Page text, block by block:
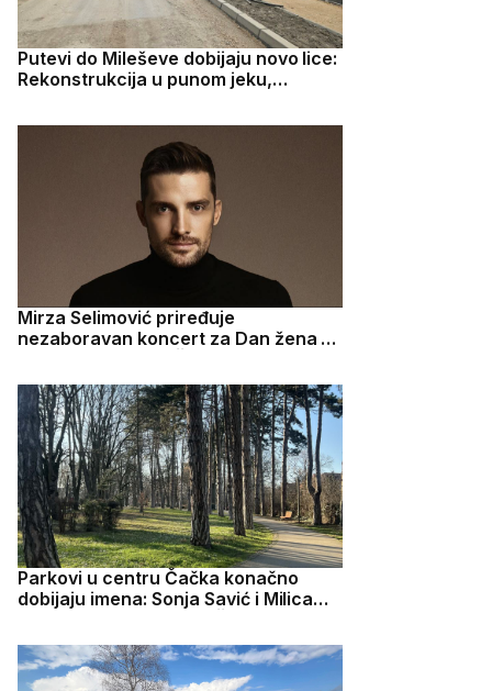
Putevi do Mileševe dobijaju novo lice:
Rekonstrukcija u punom jeku,
Mirza Selimović priređuje
nezaboravan koncert za Dan žena u
Parkovi u centru Čačka konačno
dobijaju imena: Sonja Savić i Milica